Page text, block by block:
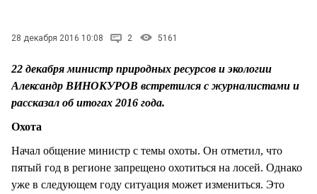
28 декабря 2016 10:08 2 5161
22 декабря министр природных ресурсов и экологии
Александр ВИНОКУРОВ встретился с журналистами и
рассказал об итогах 2016 года.
Охота
Начал общение министр с темы охоты. Он отметил, что
пятый год в регионе запрещено охотиться на лосей. Однако
уже в следующем году ситуация может измениться. Это